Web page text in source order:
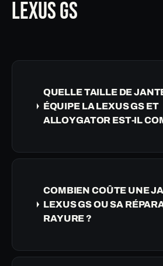
LEXUS GS
QUELLE TAILLE DE
ÉQUIPE LA LEXUS GS ET
ALLOYGATOR EST-IL
COMBIEN COÛTE UNE
LEXUS GS OU SA
RAYURE ?